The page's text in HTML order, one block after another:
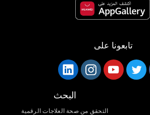
تابعونا على
البحث
التحقق من صحة العلاجات الرقمية